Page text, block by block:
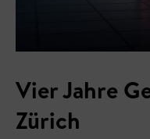
Vier Jahre
Zürich